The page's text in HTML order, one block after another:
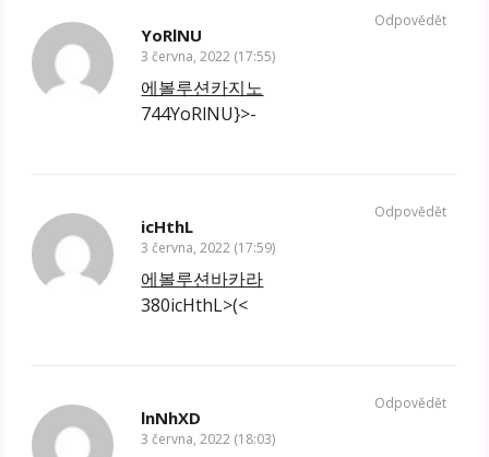
YoRlNU
3 června, 2022 (17:55)
에볼루션카지노
744YoRlNU}>-
Odpovědět
icHthL
3 června, 2022 (17:59)
에볼루션바카라
380icHthL>(<
Odpovědět
lnNhXD
3 června, 2022 (18:03)
Odpovědět